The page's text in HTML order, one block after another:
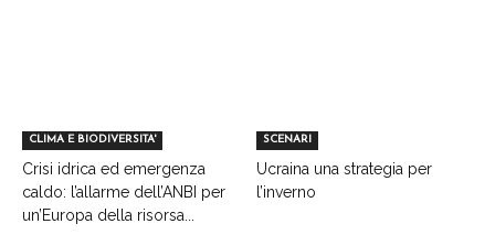
CLIMA E BIODIVERSITA'
Crisi idrica ed emergenza
caldo: l’allarme dell’ANBI per
un’Europa della risorsa...
SCENARI
Ucraina una strategia per
l’inverno